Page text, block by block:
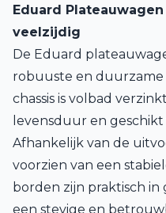
Eduard
veelzijdig
De Eduard
robuuste en
chassis is volbad
levensduur en
Afhankelijk van de
voorzien van een
borden zijn praktisch
een stevige en